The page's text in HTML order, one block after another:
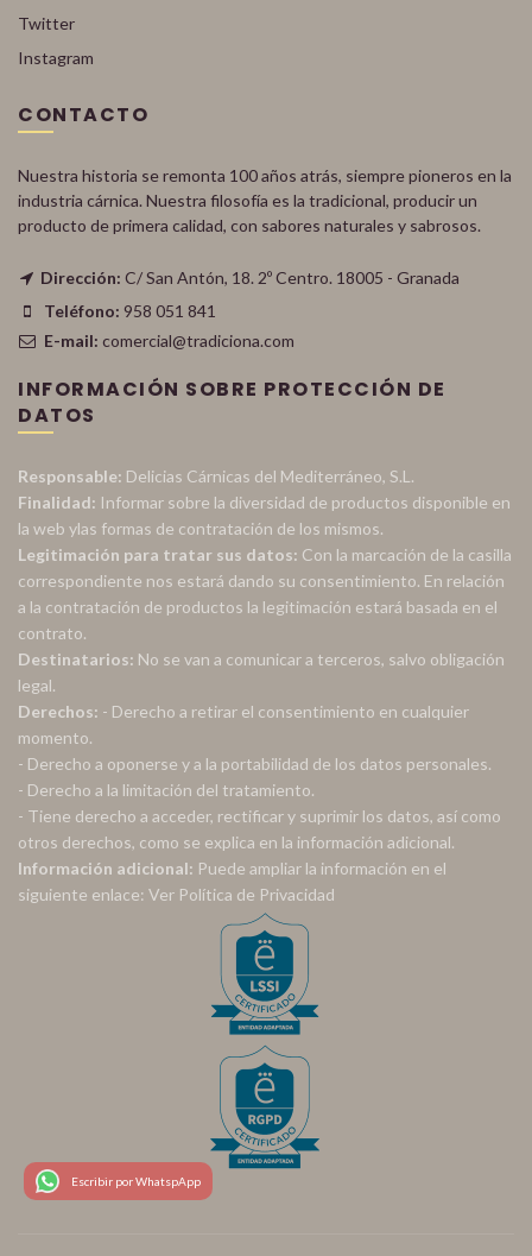
Twitter
Instagram
CONTACTO
Nuestra historia se remonta 100 años atrás, siempre pioneros en la
industria cárnica. Nuestra filosofía es la tradicional, producir un
producto de primera calidad, con sabores naturales y sabrosos.
Dirección: C/ San Antón, 18. 2º Centro. 18005 - Granada
Teléfono: 958 051 841
E-mail: comercial@tradiciona.com
INFORMACIÓN SOBRE PROTECCIÓN DE
DATOS
Responsable: Delicias Cárnicas del Mediterráneo, S.L.
Finalidad: Informar sobre la diversidad de productos disponible en
la web ylas formas de contratación de los mismos.
Legitimación para tratar sus datos: Con la marcación de la casilla
correspondiente nos estará dando su consentimiento. En relación
a la contratación de productos la legitimación estará basada en el
contrato.
Destinatarios: No se van a comunicar a terceros, salvo obligación
legal.
Derechos: - Derecho a retirar el consentimiento en cualquier
momento.
- Derecho a oponerse y a la portabilidad de los datos personales.
- Derecho a la limitación del tratamiento.
- Tiene derecho a acceder, rectificar y suprimir los datos, así como
otros derechos, como se explica en la información adicional.
Información adicional: Puede ampliar la información en el
siguiente enlace: Ver Política de Privacidad
Escribir por WhatspApp